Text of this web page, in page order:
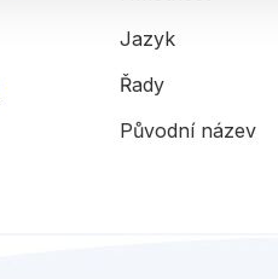
Jazyk
Řady
Původní název